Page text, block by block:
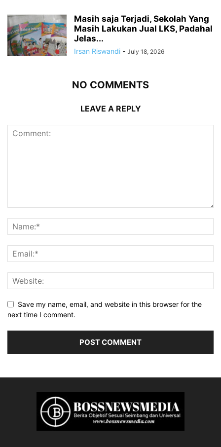
Masih saja Terjadi, Sekolah Yang
Masih Lakukan Jual LKS, Padahal
Jelas...
Irsan Riswandi - July 18, 2026
NO COMMENTS
LEAVE A REPLY
Save my name, email, and website in this browser for the
next time I comment.